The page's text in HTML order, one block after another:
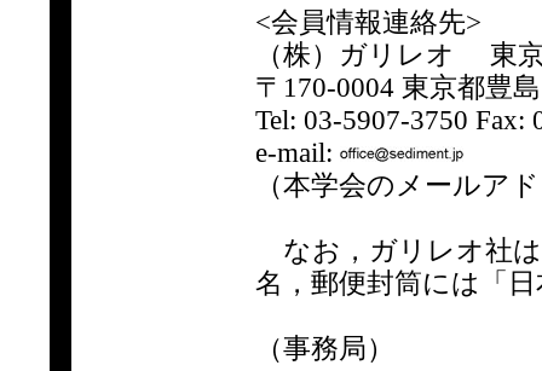
<会員情報連絡先>
（株）ガリレオ 東
〒170-0004 東京都
Tel: 03-5907-3750 Fax:
e-mail:
（本学会のメールア
なお，ガリレオ社は
名，郵便封筒には「
（事務局）